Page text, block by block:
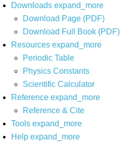
Downloads expand_more
Download Page (PDF)
Download Full Book (PDF)
Resources expand_more
Periodic Table
Physics Constants
Scientific Calculator
Reference expand_more
Reference & Cite
Tools expand_more
Help expand_more